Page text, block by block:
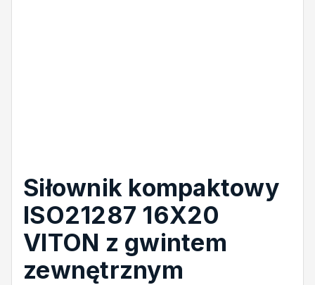
Siłownik kompaktowy
ISO21287 16X20
VITON z gwintem
zewnętrznym